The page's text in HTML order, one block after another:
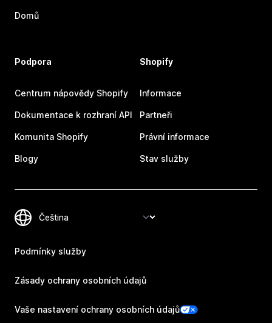
Domů
Podpora
Centrum nápovědy Shopify
Dokumentace k rozhraní API
Komunita Shopify
Blogy
Shopify
Informace
Partneři
Právní informace
Stav služby
Podmínky služby
Zásady ochrany osobních údajů
Vaše nastavení ochrany osobních údajů